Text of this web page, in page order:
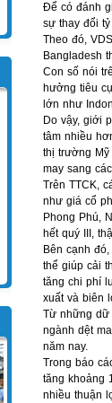
Để có đánh
sự thay đổi
Theo đó,
Bangladesh
Con số nói
hưởng tiêu
lớn như
Do vậy, giới
tâm nhiều
thị trường
may sang
Trên TTCK,
như giá cổ
Phong Phú,
hết quý III,
Bên cạnh
thể giúp cải
tăng chi phí
xuất và biên
Từ những dữ
ngành dệt
năm nay.
Trong báo
tăng khoảng
nhiều thuận